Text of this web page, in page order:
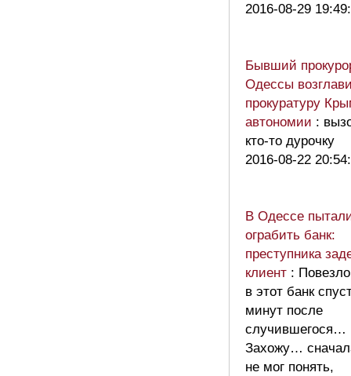
2016-08-29
Бывший
Одессы
прокуратуру
автономии :
кто-то дурочку
2016-08-22
В Одессе
ограбить банк:
преступника
клиент :
в этот банк
минут после
случившегося…
Захожу…
не мог понять,